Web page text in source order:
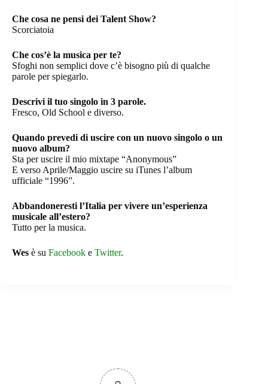
Che cosa ne pensi dei Talent Show?
Scorciatoia
Che cos’è la musica per te?
Sfoghi non semplici dove c’è bisogno più di qualche
parole per spiegarlo.
Descrivi il tuo singolo in 3 parole.
Fresco, Old School e diverso.
Quando prevedi di uscire con un nuovo singolo o un
nuovo album?
Sta per uscire il mio mixtape “Anonymous”
E verso Aprile/Maggio uscire su iTunes l’album
ufficiale “1996”.
Abbandoneresti l’Italia per vivere un’esperienza
musicale all’estero?
Tutto per la musica.
Wes è su Facebook e Twitter.